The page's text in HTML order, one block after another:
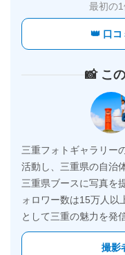
最初の
👑 口コ
📸 こ
三重フォトギャラリー
活動し、三重県の自治
三重県ブースに写真を
ォロワー数は15万人以
として三重の魅力を発
撮影